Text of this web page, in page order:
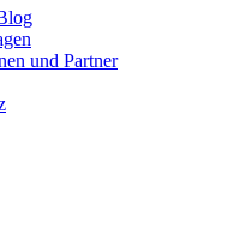
und Partner